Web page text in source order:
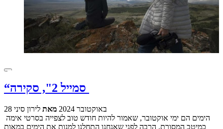
28 באוקטובר 2024 מאת לירון סיני
כמיטב המסורת, הרבה לפני שאנחנו התחלנו למנות את הימים במאות